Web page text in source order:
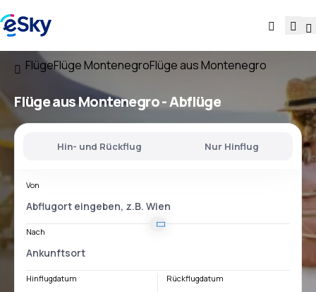
FlügeFlüge MontenegroFlüge aus Montenegro
Flügeaus Montenegro- Abflüge
Hin- und Rückflug Nur Hinflug
Von
Nach
Hinflugdatum Rückflugdatum